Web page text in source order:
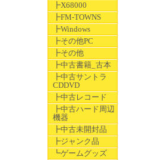
┣X68000
┣FM-TOWNS
┣Windows
┣その他PC
┣その他
┣中古書籍_古本
┣中古サントラ
CDDVD
┣中古レコード
┣中古ハード周辺
機器
┣中古未開封品
┣ジャンク品
┗ゲームグッズ